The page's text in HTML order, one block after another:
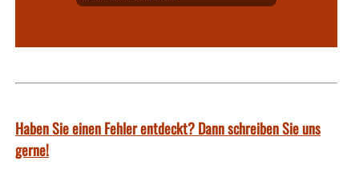
Haben Sie einen Fehler entdeckt? Dann schreiben Sie uns
gerne!